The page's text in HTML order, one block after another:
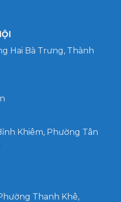
Hai Bà Trưng, Thành
Khiêm, Phường Tân
Thanh Khê,